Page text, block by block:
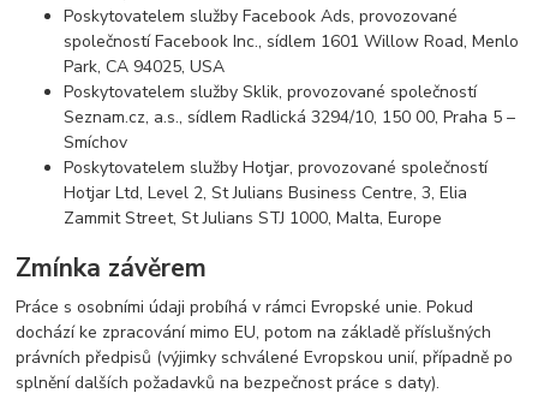
Poskytovatelem služby Facebook Ads, provozované
společností Facebook Inc., sídlem 1601 Willow Road, Menlo
Park, CA 94025, USA
Poskytovatelem služby Sklik, provozované společností
Seznam.cz, a.s., sídlem Radlická 3294/10, 150 00, Praha 5 –
Smíchov
Poskytovatelem služby Hotjar, provozované společností
Hotjar Ltd, Level 2, St Julians Business Centre, 3, Elia
Zammit Street, St Julians STJ 1000, Malta, Europe
Zmínka závěrem
Práce s osobními údaji probíhá v rámci Evropské unie. Pokud
dochází ke zpracování mimo EU, potom na základě příslušných
právních předpisů (výjimky schválené Evropskou unií, případně po
splnění dalších požadavků na bezpečnost práce s daty).